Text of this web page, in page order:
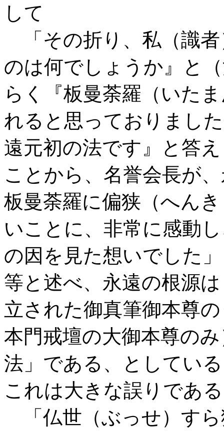
して
「その折り、私（識
のは何でしょうか』と
らく『板曼荼羅（いた
れると思っておりまし
遠元初の法です』と答
ことから、名誉会長が
板曼荼羅に偏狭（へん
いことに、非常に感動
の因を見た想いでした
等と述べ、永遠の根源
立された御真筆御本尊
本門戒壇の大御本尊の
法」である、としてい
これは大きな誤りであ
「仏世（ぶっせ）す